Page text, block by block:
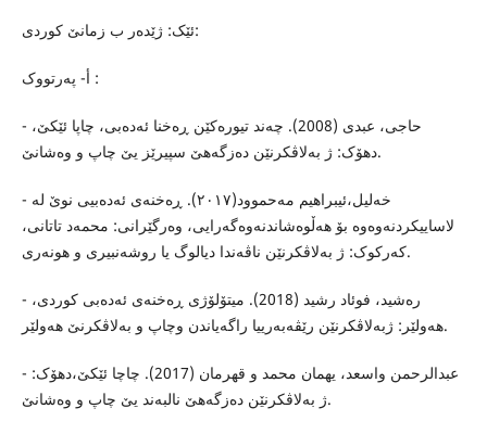
ئێک: ژێدەر ب زمانێ کوردى:
أ- پەرتووک :
- حاجى، عبدى (2008). چەند تیورەکێن ڕەخنا ئەدەبى، چاپا ئێکێ،
دهۆک: ژ بەلاڤکرنێن دەزگەهێ سپیرێز یێ چاپ و وەشانێ.
- خەلیل،ئیبراهیم مەحموود(٢٠١٧). ڕەخنەى ئەدەبیى نوێ لە
لاساییکردنەوەوە بۆ هەڵوەشاندنەوەگەرایی، وەرگێرانى: محمەد تاتانى،
کەرکوک: ژ بەلاڤکرنێن ناڤەندا دیالوگ یا روشەنبیرى و هونەرى.
- رەشید، فوئاد رشید (2018). میتۆلۆژى ڕەخنەى ئەدەبى کوردى،
هەولێر: ژبەلاڤکرنێن رێڤەبەرییا راگەیاندن وچاپ و بەلاڤکرنێ هەولێر.
- عبدالرحمن واسعد، یهمان محمد و قهرمان (2017). چاچا ئێکێ،دهۆک:
ژ بەلاڤکرنێن دەزگەهێ نالبەند یێ چاپ و وەشانێ.